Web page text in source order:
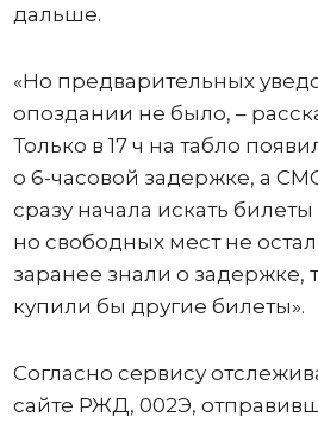
дальше.
«Но предварительных
опоздании не было, –
Только в 17 ч на табло
о 6-часовой задержке, а
сразу начала искать
но свободных мест не
заранее знали о задержке,
купили бы другие билеты».
Согласно сервису
сайте РЖД, 002Э,